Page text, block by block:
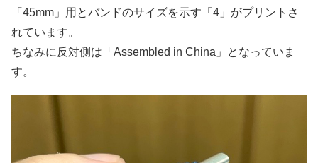
「45mm」用とバンドのサイズを示す「4」がプリントさ
れています。
ちなみに反対側は「Assembled in China」となっていま
す。